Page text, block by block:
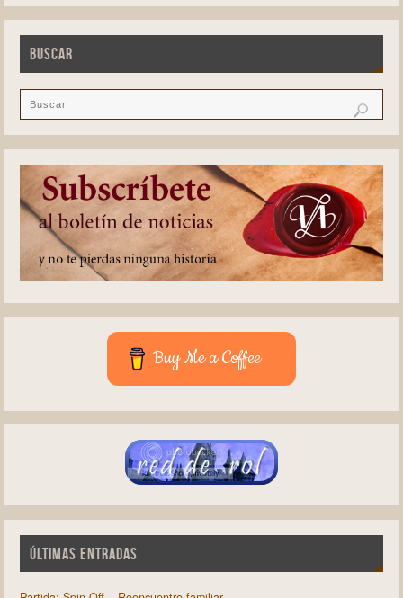
BUSCAR
Buy Me a Coffee
ÚLTIMAS ENTRADAS